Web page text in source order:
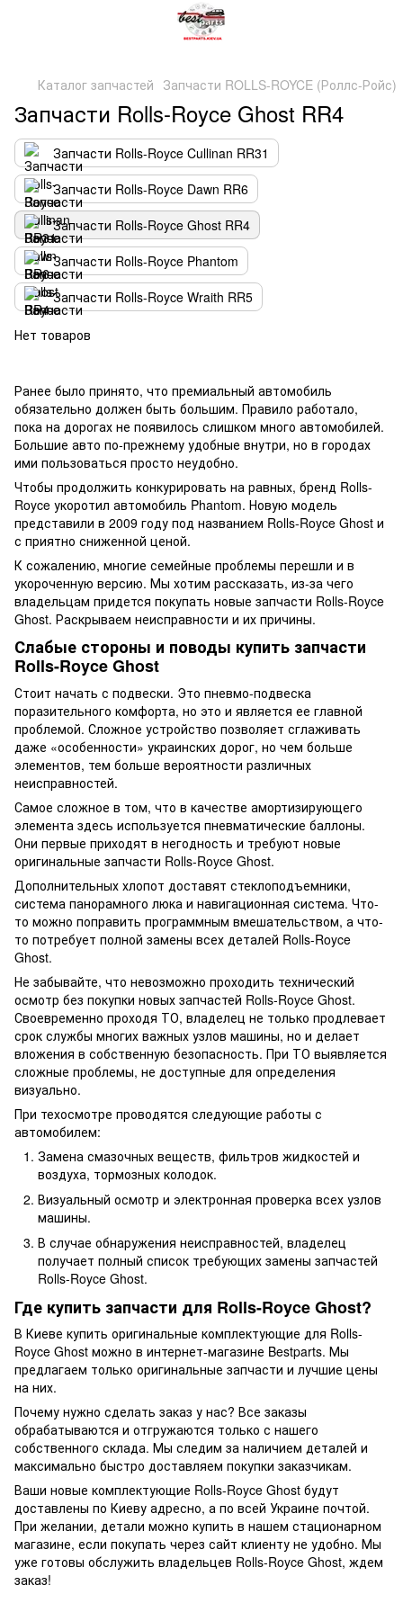
Каталог запчастей Запчасти ROLLS-ROYCE (Роллс-Ройс)
Запчасти Rolls-Royce Ghost RR4
Запчасти Rolls-Royce Cullinan RR31
Запчасти Rolls-Royce Dawn RR6
Запчасти Rolls-Royce Ghost RR4
Запчасти Rolls-Royce Phantom
Запчасти Rolls-Royce Wraith RR5
Нет товаров
Ранее было принято, что премиальный автомобиль
обязательно должен быть большим. Правило работало,
пока на дорогах не появилось слишком много автомобилей.
Большие авто по-прежнему удобные внутри, но в городах
ими пользоваться просто неудобно.
Чтобы продолжить конкурировать на равных, бренд Rolls-
Royce укоротил автомобиль Phantom. Новую модель
представили в 2009 году под названием Rolls-Royce Ghost и
с приятно сниженной ценой.
К сожалению, многие семейные проблемы перешли и в
укороченную версию. Мы хотим рассказать, из-за чего
владельцам придется покупать новые запчасти Rolls-Royce
Ghost. Раскрываем неисправности и их причины.
Слабые стороны и поводы купить запчасти
Rolls-Royce Ghost
Стоит начать с подвески. Это пневмо-подвеска
поразительного комфорта, но это и является ее главной
проблемой. Сложное устройство позволяет сглаживать
даже «особенности» украинских дорог, но чем больше
элементов, тем больше вероятности различных
неисправностей.
Самое сложное в том, что в качестве амортизирующего
элемента здесь используется пневматические баллоны.
Они первые приходят в негодность и требуют новые
оригинальные запчасти Rolls-Royce Ghost.
Дополнительных хлопот доставят стеклоподъемники,
система панорамного люка и навигационная система. Что-
то можно поправить программным вмешательством, а что-
то потребует полной замены всех деталей Rolls-Royce
Ghost.
Не забывайте, что невозможно проходить технический
осмотр без покупки новых запчастей Rolls-Royce Ghost.
Своевременно проходя ТО, владелец не только продлевает
срок службы многих важных узлов машины, но и делает
вложения в собственную безопасность. При ТО выявляется
сложные проблемы, не доступные для определения
визуально.
При техосмотре проводятся следующие работы с
автомобилем:
Замена смазочных веществ, фильтров жидкостей и
воздуха, тормозных колодок.
Визуальный осмотр и электронная проверка всех узлов
машины.
В случае обнаружения неисправностей, владелец
получает полный список требующих замены запчастей
Rolls-Royce Ghost.
Где купить запчасти для Rolls-Royce Ghost?
В Киеве купить оригинальные комплектующие для Rolls-
Royce Ghost можно в интернет-магазине Bestparts. Мы
предлагаем только оригинальные запчасти и лучшие цены
на них.
Почему нужно сделать заказ у нас? Все заказы
обрабатываются и отгружаются только с нашего
собственного склада. Мы следим за наличием деталей и
максимально быстро доставляем покупки заказчикам.
Ваши новые комплектующие Rolls-Royce Ghost будут
доставлены по Киеву адресно, а по всей Украине почтой.
При желании, детали можно купить в нашем стационарном
магазине, если покупать через сайт клиенту не удобно. Мы
уже готовы обслужить владельцев Rolls-Royce Ghost, ждем
заказ!